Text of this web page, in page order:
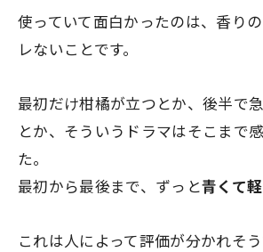
使っていて面白かったのは、香り
レないことです。
最初だけ柑橘が立つとか、後半で
とか、そういうドラマはそこまで
た。
最初から最後まで、ずっと青くて
これは人によって評価が分かれそ